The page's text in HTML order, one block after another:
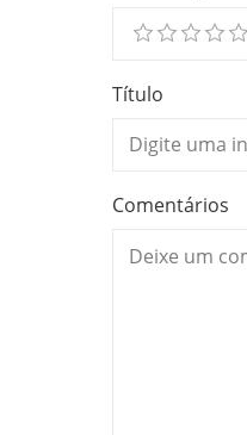
Título
Comentários